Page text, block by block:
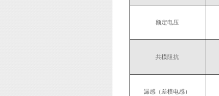
额定电压
共模阻抗
漏感（差模电感）